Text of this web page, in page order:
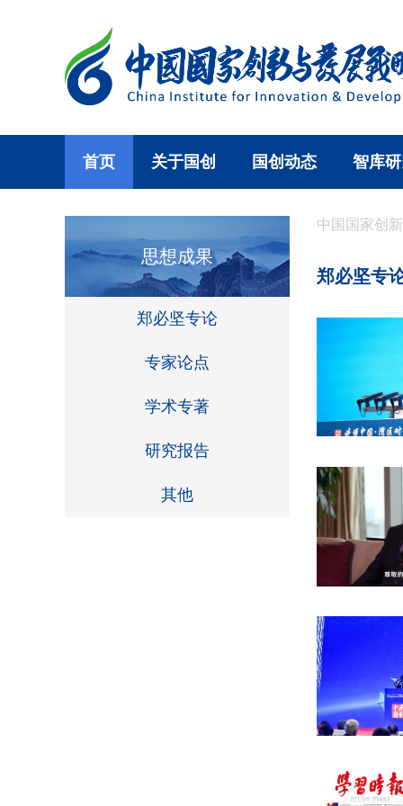
首页 关于国创 国创动态 智库
思想成果
郑必坚专论
专家论点
学术专著
研究报告
其他
中国国家创
郑必坚专